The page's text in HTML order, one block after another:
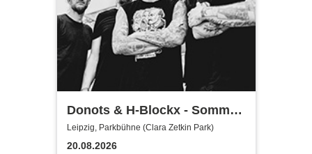
Donots & H-Blockx - Sommer
Shows 2026
Leipzig, Parkbühne (Clara Zetkin Park)
20.08.2026